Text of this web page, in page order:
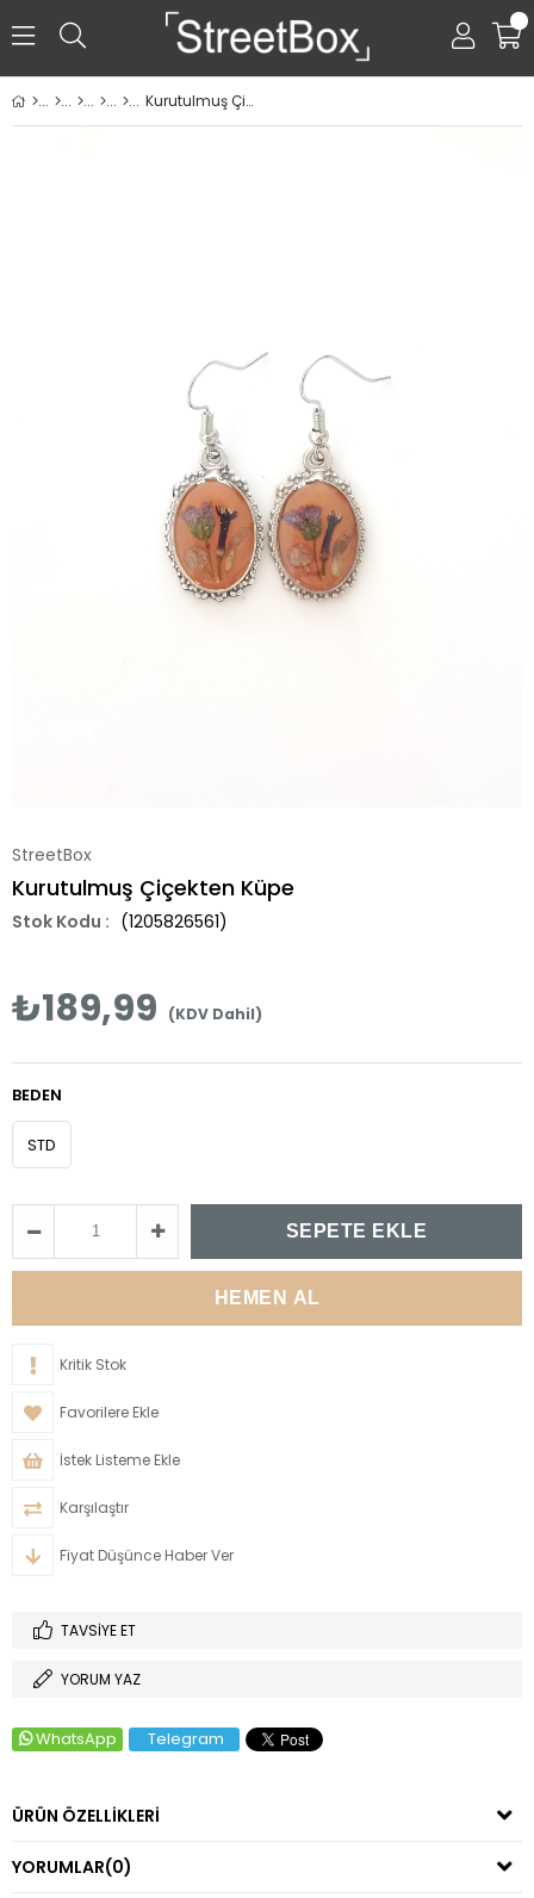
0
Kurutulmuş Çiçekten Küpe
StreetBox
Kurutulmuş Çiçekten Küpe
(1205826561)
₺189,99 (KDV Dahil)
BEDEN
STD
Kritik Stok
Favorilere Ekle
İstek Listeme Ekle
Karşılaştır
Fiyat Düşünce Haber Ver
TAVSIYE ET
YORUM YAZ
WhatsApp Telegram
ÜRÜN ÖZELLIKLERI
YORUMLAR(0)